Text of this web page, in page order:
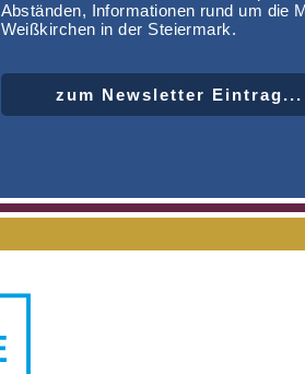
Abständen, Informationen rund um die
Weißkirchen in der Steiermark.
zum Newsletter Eintrag...